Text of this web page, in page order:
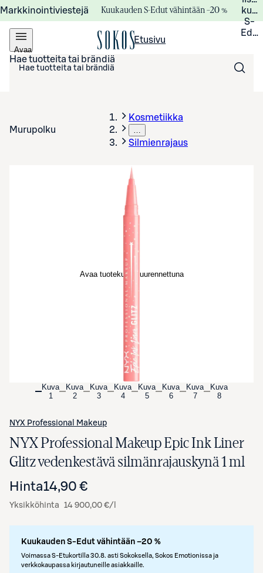
Markkinointiviestejä Kuukauden S-Edut vähintään –20 %
S-
Avaa
valikko
Etusivu
Hae tuotteita tai brändiä
Murupolku
Kosmetiikka
…
Silmienrajaus
Avaa tuotekuva suurennettuna
Kuva
1
Kuva
2
Kuva
3
Kuva
4
Kuva
5
Kuva
6
Kuva
7
Kuva
8
NYX Professional Makeup
NYX Professional Makeup Epic Ink Liner
Glitz vedenkestävä silmänrajauskynä 1 ml
Hinta14,90 €
Yksikköhinta 14 900,00 €/l
Kuukauden S-Edut vähintään –20 %
Voimassa S-Etukortilla 30.8. asti Sokoksella, Sokos Emotionissa ja
verkkokaupassa kirjautuneille asiakkaille.